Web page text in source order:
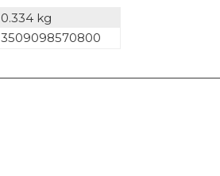
0.334 kg
3509098570800